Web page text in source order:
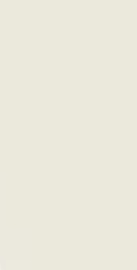
com o teu